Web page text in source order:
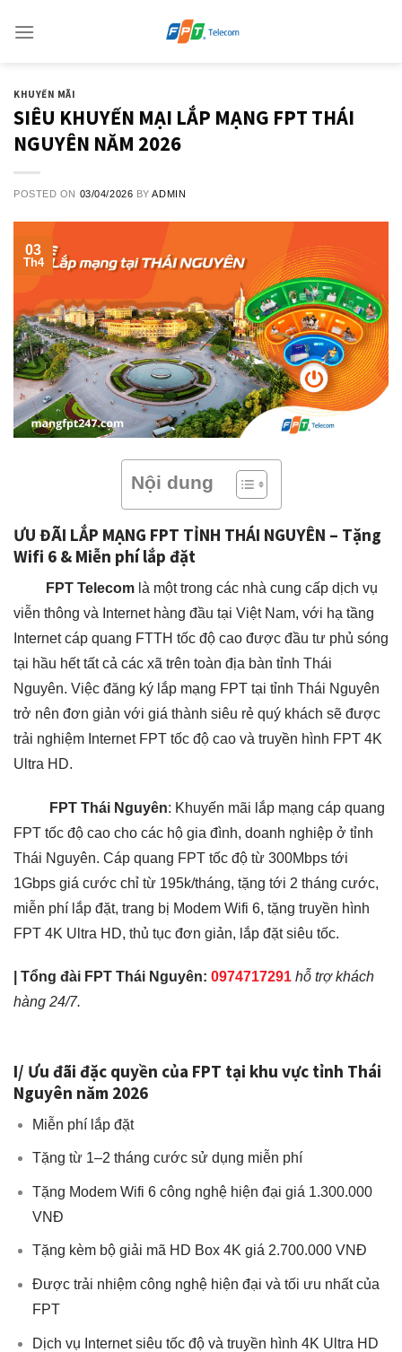
KHUYẾN MÃI
SIÊU KHUYẾN MẠI LẮP MẠNG FPT THÁI
NGUYÊN NĂM 2026
POSTED ON 03/04/2026 BYADMIN
03
Th4
Nội dung
ƯU ĐÃI LẮP MẠNG FPT TỈNH THÁI NGUYÊN – Tặng
Wifi 6 & Miễn phí lắp đặt
FPT Telecom là một trong các nhà cung cấp dịch vụ
viễn thông và Internet hàng đầu tại Việt Nam, với hạ tầng
Internet cáp quang FTTH tốc độ cao được đầu tư phủ sóng
tại hầu hết tất cả các xã trên toàn địa bàn tỉnh Thái
Nguyên. Việc đăng ký lắp mạng FPT tại tỉnh Thái Nguyên
trở nên đơn giản với giá thành siêu rẻ quý khách sẽ được
trải nghiệm Internet FPT tốc độ cao và truyền hình FPT 4K
Ultra HD.
FPT Thái Nguyên: Khuyến mãi lắp mạng cáp quang
FPT tốc độ cao cho các hộ gia đình, doanh nghiệp ở tỉnh
Thái Nguyên. Cáp quang FPT tốc độ từ 300Mbps tới
1Gbps giá cước chỉ từ 195k/tháng, tặng tới 2 tháng cước,
miễn phí lắp đặt, trang bị Modem Wifi 6, tặng truyền hình
FPT 4K Ultra HD, thủ tục đơn giản, lắp đặt siêu tốc.
Tổng đài FPT Thái Nguyên: 0974717291 hỗ trợ khách
hàng 24/7.
I/ Ưu đãi đặc quyền của FPT tại khu vực tỉnh Thái
Nguyên năm 2026
Miễn phí lắp đặt
Tặng từ 1–2 tháng cước sử dụng miễn phí
Tặng Modem Wifi 6 công nghệ hiện đại giá 1.300.000
VNĐ
Tặng kèm bộ giải mã HD Box 4K giá 2.700.000 VNĐ
Được trải nhiệm công nghệ hiện đại và tối ưu nhất của
FPT
Dịch vụ Internet siêu tốc độ và truyền hình 4K Ultra HD